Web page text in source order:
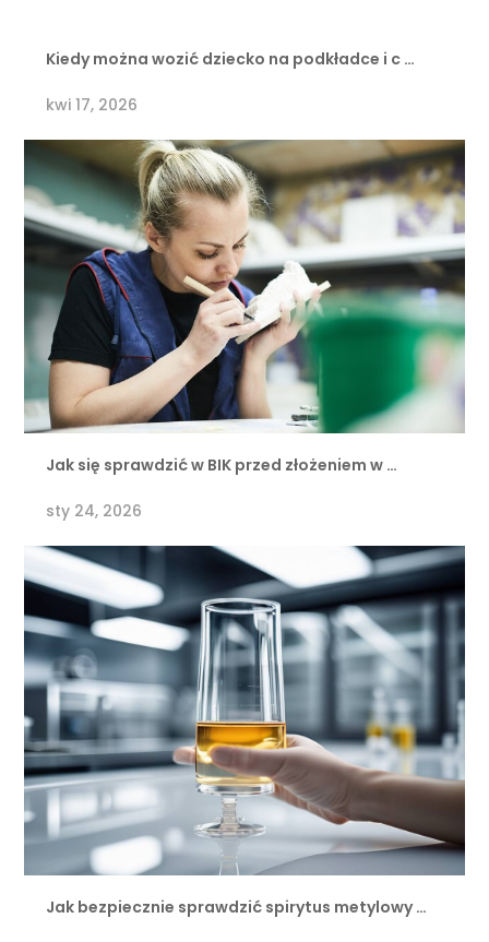
Kiedy można wozić dziecko na podkładce i c …
kwi 17, 2026
Jak się sprawdzić w BIK przed złożeniem w …
sty 24, 2026
Jak bezpiecznie sprawdzić spirytus metylowy …